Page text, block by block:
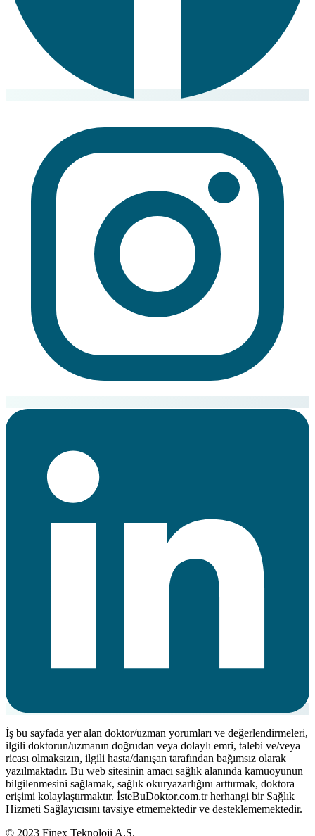
İş bu sayfada yer alan doktor/uzman yorumları ve değerlendirmeleri,
ilgili doktorun/uzmanın doğrudan veya dolaylı emri, talebi ve/veya
ricası olmaksızın, ilgili hasta/danışan tarafından bağımsız olarak
yazılmaktadır. Bu web sitesinin amacı sağlık alanında kamuoyunun
bilgilenmesini sağlamak, sağlık okuryazarlığını arttırmak, doktora
erişimi kolaylaştırmaktır. İsteBuDoktor.com.tr herhangi bir Sağlık
Hizmeti Sağlayıcısını tavsiye etmemektedir ve desteklememektedir.
© 2023 Finex Teknoloji A.Ş.